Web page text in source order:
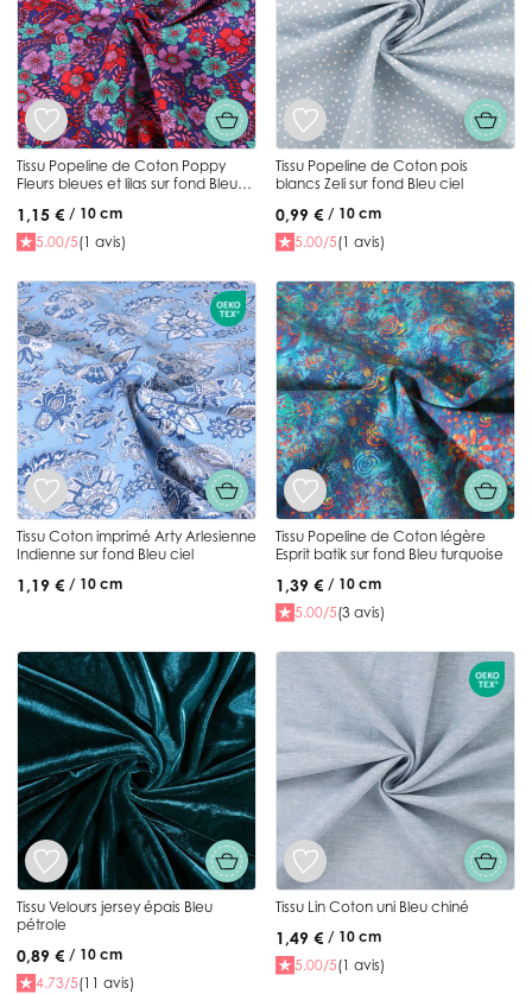
Tissu Popeline de Coton Poppy
Fleurs bleues et lilas sur fond Bleu
1,15 € / 10 cm
5.00/5(1 avis)
Tissu Popeline de Coton pois
blancs Zeli sur fond Bleu ciel
0,99 € / 10 cm
5.00/5(1 avis)
Tissu Coton imprimé Arty Arlesienne
Indienne sur fond Bleu ciel
1,19 € / 10 cm
Tissu Popeline de Coton légère
Esprit batik sur fond Bleu turquoise
1,39 € / 10 cm
5.00/5(3 avis)
Tissu Velours jersey épais Bleu
pétrole
0,89 € / 10 cm
4.73/5(11 avis)
Tissu Lin Coton uni Bleu chiné
1,49 € / 10 cm
5.00/5(1 avis)